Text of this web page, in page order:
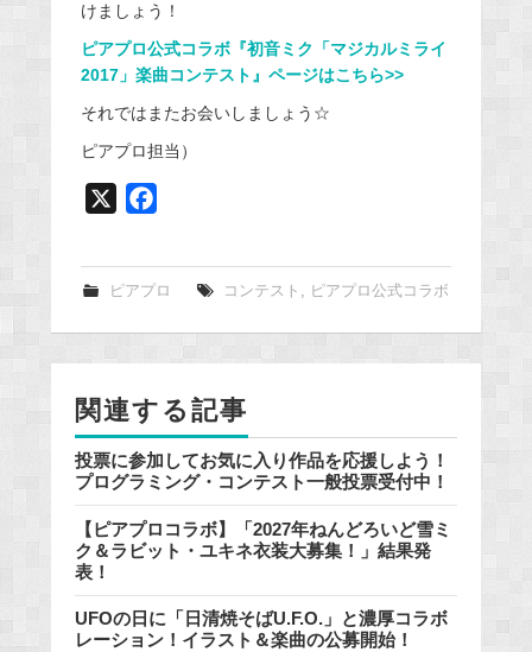
けましょう！
ピアプロ公式コラボ『初音ミク「マジカルミライ
2017」楽曲コンテスト』ページはこちら>>
それではまたお会いしましょう☆
ピアプロ担当）
e
k
ピアプロ コンテスト , ピアプロ公式コラボ
関連する記事
投票に参加してお気に入り作品を応援しよう！
プログラミング・コンテスト一般投票受付中！
【ピアプロコラボ】「2027年ねんどろいど雪ミ
ク＆ラビット・ユキネ衣装大募集！」結果発
表！
UFOの日に「日清焼そばU.F.O.」と濃厚コラボ
レーション！イラスト＆楽曲の公募開始！